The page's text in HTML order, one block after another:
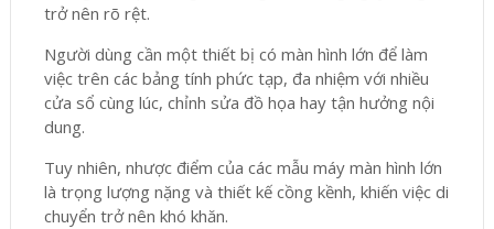
trở nên rõ rệt.
Người dùng cần một thiết bị có màn hình lớn để làm
việc trên các bảng tính phức tạp, đa nhiệm với nhiều
cửa sổ cùng lúc, chỉnh sửa đồ họa hay tận hưởng nội
dung.
Tuy nhiên, nhược điểm của các mẫu máy màn hình lớn
là trọng lượng nặng và thiết kế cồng kềnh, khiến việc di
chuyển trở nên khó khăn.